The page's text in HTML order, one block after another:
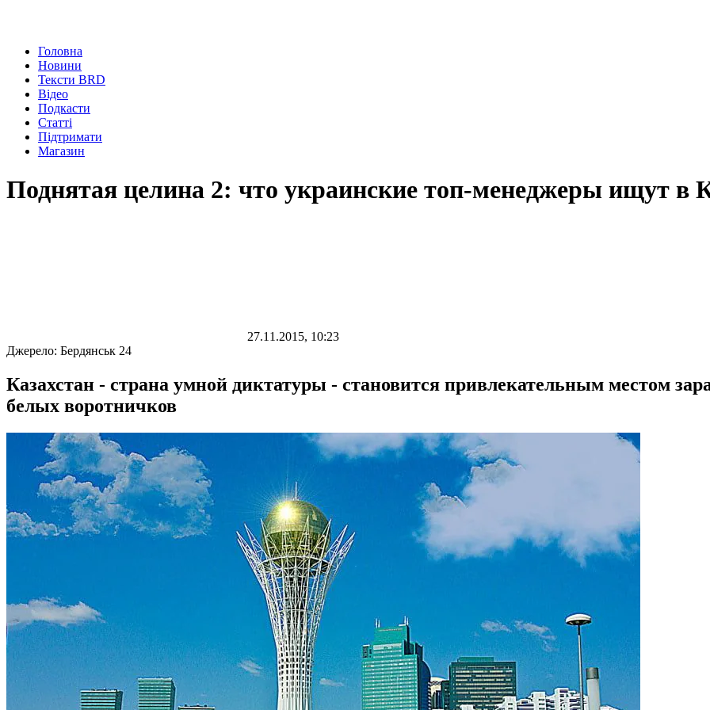
Головна
Новини
Тексти BRD
Відео
Подкасти
Статті
Підтримати
Магазин
Поднятая целина 2: что украинские топ-менеджеры ищут в
27.11.2015, 10:23
Джерело: Бердянськ 24
Казахстан - страна умной диктатуры - становится привлекательным местом
белых воротничков